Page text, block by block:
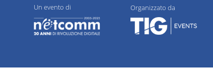
Un evento di Organizzato da